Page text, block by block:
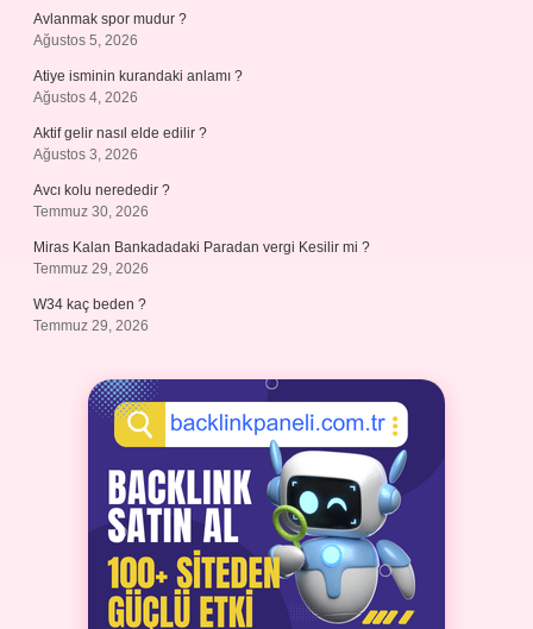
Avlanmak spor mudur ?
Ağustos 5, 2026
Atiye isminin kurandaki anlamı ?
Ağustos 4, 2026
Aktif gelir nasıl elde edilir ?
Ağustos 3, 2026
Avcı kolu nerededir ?
Temmuz 30, 2026
Miras Kalan Bankadadaki Paradan vergi Kesilir mi ?
Temmuz 29, 2026
W34 kaç beden ?
Temmuz 29, 2026